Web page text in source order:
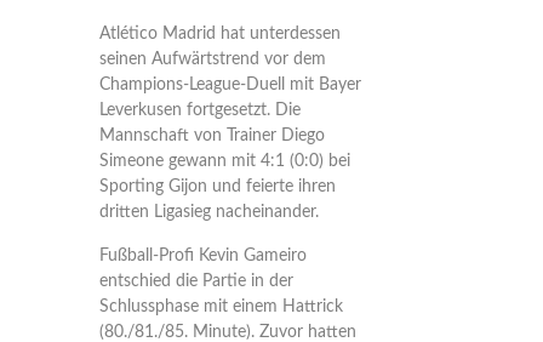
Atlético Madrid hat unterdessen
seinen Aufwärtstrend vor dem
Champions-League-Duell mit Bayer
Leverkusen fortgesetzt. Die
Mannschaft von Trainer Diego
Simeone gewann mit 4:1 (0:0) bei
Sporting Gijon und feierte ihren
dritten Ligasieg nacheinander.
Fußball-Profi Kevin Gameiro
entschied die Partie in der
Schlussphase mit einem Hattrick
(80./81./85. Minute). Zuvor hatten